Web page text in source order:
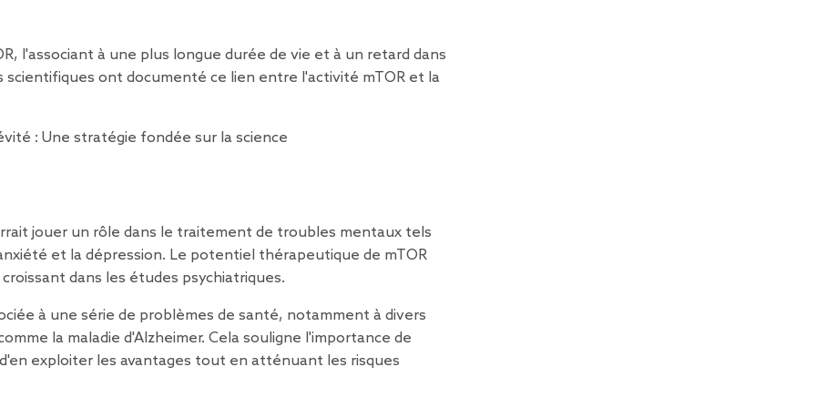
l'associant à une plus longue durée de vie et à un retard dans
scientifiques ont documenté ce lien entre l'activité mTOR et la
: Une stratégie fondée sur la science
jouer un rôle dans le traitement de troubles mentaux tels
et la dépression. Le potentiel thérapeutique de mTOR
dans les études psychiatriques.
à une série de problèmes de santé, notamment à divers
la maladie d'Alzheimer. Cela souligne l'importance de
exploiter les avantages tout en atténuant les risques